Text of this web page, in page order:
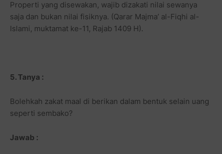
Properti yang disewakan, wajib dizakati nilai sewanya
saja dan bukan nilai fisiknya. (Qarar Majma’ al-Fiqhi al-
Islami, muktamat ke-11, Rajab 1409 H).
5. Tanya :
Bolehkah zakat maal di berikan dalam bentuk selain uang
seperti sembako?
Jawab :